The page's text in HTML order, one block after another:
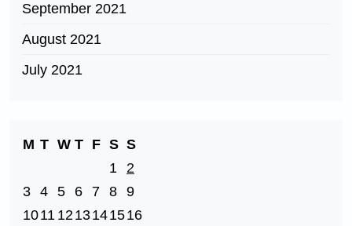
September 2021
August 2021
July 2021
M T W T F S S
1
2
3 4 5 6 7 8 9
1011 1213141516